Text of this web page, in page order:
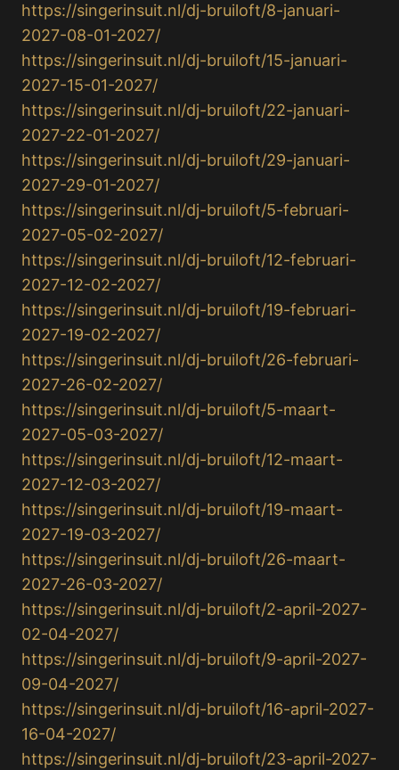
https://singerinsuit.nl/dj-bruiloft/8-januari-
2027-08-01-2027/
https://singerinsuit.nl/dj-bruiloft/15-januari-
2027-15-01-2027/
https://singerinsuit.nl/dj-bruiloft/22-januari-
2027-22-01-2027/
https://singerinsuit.nl/dj-bruiloft/29-januari-
2027-29-01-2027/
https://singerinsuit.nl/dj-bruiloft/5-februari-
2027-05-02-2027/
https://singerinsuit.nl/dj-bruiloft/12-februari-
2027-12-02-2027/
https://singerinsuit.nl/dj-bruiloft/19-februari-
2027-19-02-2027/
https://singerinsuit.nl/dj-bruiloft/26-februari-
2027-26-02-2027/
https://singerinsuit.nl/dj-bruiloft/5-maart-
2027-05-03-2027/
https://singerinsuit.nl/dj-bruiloft/12-maart-
2027-12-03-2027/
https://singerinsuit.nl/dj-bruiloft/19-maart-
2027-19-03-2027/
https://singerinsuit.nl/dj-bruiloft/26-maart-
2027-26-03-2027/
https://singerinsuit.nl/dj-bruiloft/2-april-2027-
02-04-2027/
https://singerinsuit.nl/dj-bruiloft/9-april-2027-
09-04-2027/
https://singerinsuit.nl/dj-bruiloft/16-april-2027-
16-04-2027/
https://singerinsuit.nl/dj-bruiloft/23-april-2027-